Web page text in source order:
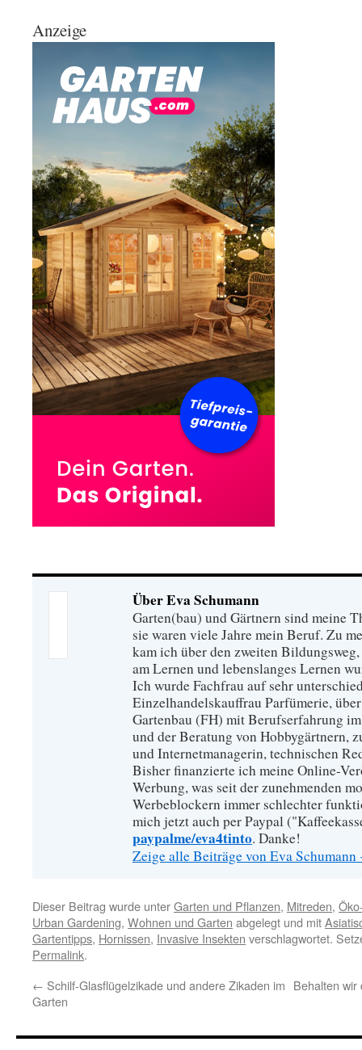
Anzeige
Über Eva Schumann
Garten(bau) und Gärtnern sind meine
sie waren viele Jahre mein Beruf. Zu
kam ich über den zweiten
am Lernen und lebenslanges Lernen
Ich wurde Fachfrau auf sehr
Einzelhandelskauffrau Parfümerie,
Gartenbau (FH) mit Berufserfahrung
und der Beratung von Hobbygärtnern,
und Internetmanagerin, technischen
Bisher finanzierte ich meine Online-
Werbung, was seit der zunehmenden
Werbeblockern immer schlechter
mich jetzt auch per Paypal
paypalme/eva4tinto. Danke!
Zeige alle Beiträge von Eva Schumann
Dieser Beitrag wurde unterGarten und Pflanzen, Mitreden,
Urban Gardening, Wohnen und Garten abgelegt und mit
Gartentipps, Hornissen, Invasive Insekten verschlagwortet.
Permalink.
← Schilf-Glasflügelzikade und andere Zikaden im
Garten
Behalten